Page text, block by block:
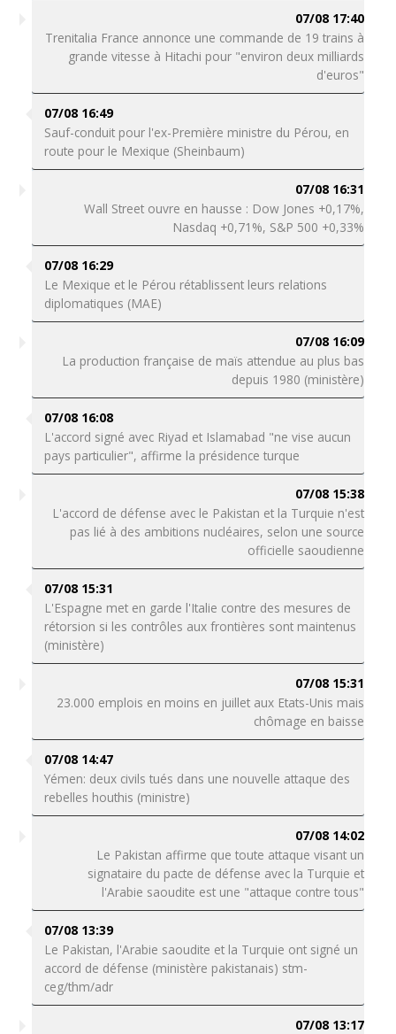
07/08 17:40
Trenitalia France annonce une commande de 19 trains à
grande vitesse à Hitachi pour "environ deux milliards
d'euros"
07/08 16:49
Sauf-conduit pour l'ex-Première ministre du Pérou, en
route pour le Mexique (Sheinbaum)
07/08 16:31
Wall Street ouvre en hausse : Dow Jones +0,17%,
Nasdaq +0,71%, S&P 500 +0,33%
07/08 16:29
Le Mexique et le Pérou rétablissent leurs relations
diplomatiques (MAE)
07/08 16:09
La production française de maïs attendue au plus bas
depuis 1980 (ministère)
07/08 16:08
L'accord signé avec Riyad et Islamabad "ne vise aucun
pays particulier", affirme la présidence turque
07/08 15:38
L'accord de défense avec le Pakistan et la Turquie n'est
pas lié à des ambitions nucléaires, selon une source
officielle saoudienne
07/08 15:31
L'Espagne met en garde l'Italie contre des mesures de
rétorsion si les contrôles aux frontières sont maintenus
(ministère)
07/08 15:31
23.000 emplois en moins en juillet aux Etats-Unis mais
chômage en baisse
07/08 14:47
Yémen: deux civils tués dans une nouvelle attaque des
rebelles houthis (ministre)
07/08 14:02
Le Pakistan affirme que toute attaque visant un
signataire du pacte de défense avec la Turquie et
l'Arabie saoudite est une "attaque contre tous"
07/08 13:39
Le Pakistan, l'Arabie saoudite et la Turquie ont signé un
accord de défense (ministère pakistanais) stm-
ceg/thm/adr
07/08 13:17